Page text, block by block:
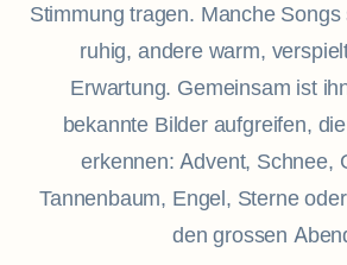
Stimmung tragen. Manche
ruhig, andere warm,
Erwartung. Gemeinsam ist
bekannte Bilder aufgreifen,
erkennen: Advent, Schnee,
Tannenbaum, Engel, Sterne
den grossen